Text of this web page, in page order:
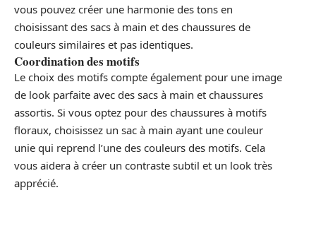
vous pouvez créer une harmonie des tons en
choisissant des sacs à main et des chaussures de
couleurs similaires et pas identiques.
Coordination des motifs
Le choix des motifs compte également pour une image
de look parfaite avec des sacs à main et chaussures
assortis. Si vous optez pour des chaussures à motifs
floraux, choisissez un sac à main ayant une couleur
unie qui reprend l’une des couleurs des motifs. Cela
vous aidera à créer un contraste subtil et un look très
apprécié.